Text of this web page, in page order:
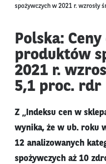
spożywczych w 2021 r. wzrosły
Polska:
produktów
2021 r.
5,1 proc. rdr
Z „Indeksu cen w
wynika, że w ub. roku
12 analizowanych
spożywczych aż 10